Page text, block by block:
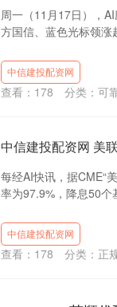
周一（11月17日），
方国信、蓝色光标领
中信建投配资网
查看： 178 分类： 可
中信建投配资网 美
每经AI快讯，据CME“
率为97.9%，降息50
中信建投配资网
查看： 178 分类： 正